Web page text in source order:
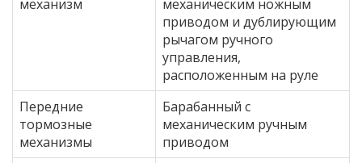
механизм
механическим ножным
приводом и дублирующим
рычагом ручного
управления,
расположенным на руле
Передние
тормозные
механизмы
Барабанный с
механическим ручным
приводом